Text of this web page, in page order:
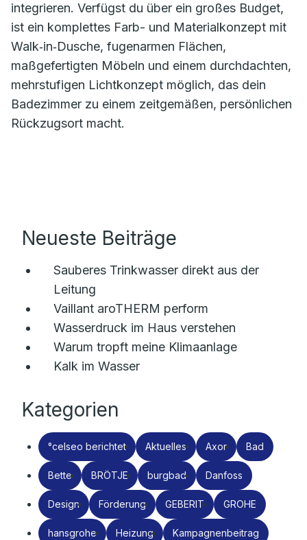
integrieren. Verfügst du über ein großes Budget,
ist ein komplettes Farb- und Materialkonzept mit
Walk‑in‑Dusche, fugenarmen Flächen,
maßgefertigten Möbeln und einem durchdachten,
mehrstufigen Lichtkonzept möglich, das dein
Badezimmer zu einem zeitgemäßen, persönlichen
Rückzugsort macht.
Neueste Beiträge
Sauberes Trinkwasser direkt aus der
Leitung
Vaillant aroTHERM perform
Wasserdruck im Haus verstehen
Warum tropft meine Klimaanlage
Kalk im Wasser
Kategorien
°celseo berichtet Aktuelles Axor Bad
Bette BRÖTJE burgbad Danfoss
Design Förderung GEBERIT GROHE
hansgrohe Heizung Kampagnenbeitrag